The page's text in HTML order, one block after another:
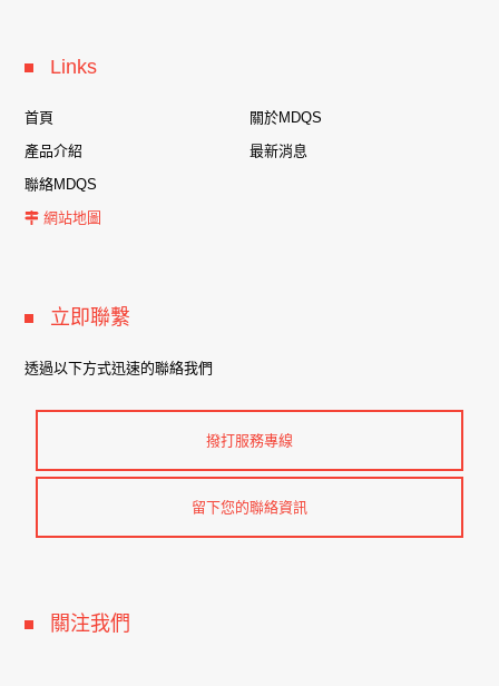
Links
首頁
關於MDQS
產品介紹
最新消息
聯絡MDQS
網站地圖
立即聯繫
透過以下方式迅速的聯絡我們
撥打服務專線
留下您的聯絡資訊
關注我們